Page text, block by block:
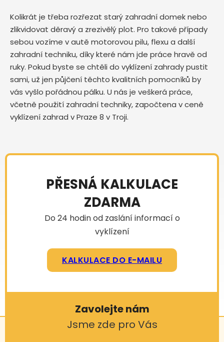
Kolikrát je třeba rozřezat starý zahradní domek nebo
zlikvidovat děravý a zrezivělý plot. Pro takové případy
sebou vozíme v autě motorovou pilu, flexu a další
zahradní techniku, díky které nám jde práce hravě od
ruky. Pokud byste se chtěli do vyklízení zahrady pustit
sami, už jen půjčení těchto kvalitních pomocníků by
vás vyšlo pořádnou pálku. U nás je veškerá práce,
včetně použití zahradní techniky, započtena v ceně
vyklízení zahrad v Praze 8 v Troji.
PŘESNÁ KALKULACE
ZDARMA
Do 24 hodin od zaslání informací o
vyklízení
KALKULACE DO E-MAILU
Zavolejte nám
Jsme zde pro Vás